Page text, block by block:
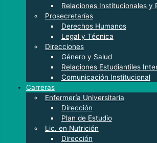
Relaciones Institucionales y
Prosecretarías
Derechos Humanos
Legal y Técnica
Direcciones
Género y Salud
Relaciones Estudiantiles
Comunicación Institucional
Carreras
Enfermería Universitaria
Dirección
Plan de Estudio
Lic. en Nutrición
Dirección